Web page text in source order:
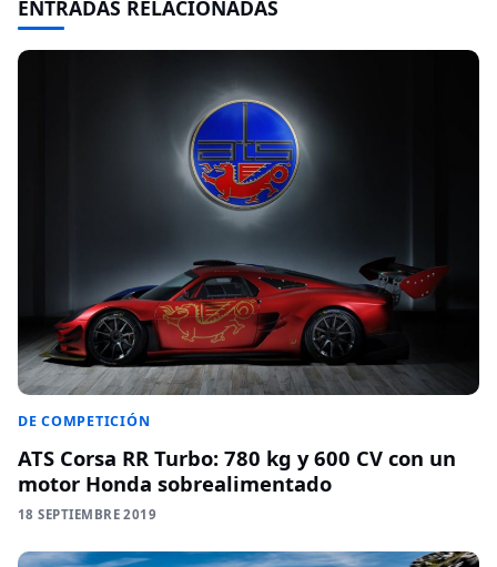
ENTRADAS RELACIONADAS
DE COMPETICIÓN
ATS Corsa RR Turbo: 780 kg y 600 CV con un
motor Honda sobrealimentado
18 SEPTIEMBRE 2019